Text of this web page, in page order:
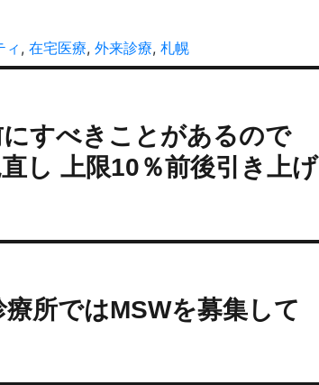
ィ , 在宅医療, 外来診療, 札幌
すべきことがあるので
し 上限10％前後引き上げ
所ではMSWを募集して